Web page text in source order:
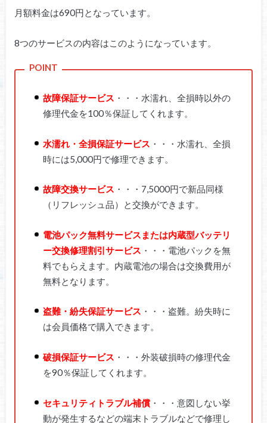
月額料金は690円となっています。
8つのサービスの内容はこのようになっています。
故障保証サービス ・・・水濡れ、全損時以外の
修理代金を100％保証してくれます。
水濡れ・全損保証サービス ・・・水濡れ、全損
時には5,000円で修理できます。
故障交換サービス ・・・7,5000円で新品同様
（リフレッシュ品）と交換ができます。
電池パック無料サービスまたは内蔵型バッテリ
ー交換修理割引サービス ・・・電池パックを無
料でもらえます。内蔵電池の場合は交換費用が
無料となります。
盗難・紛失保証サービス ・・・盗難。紛失時に
は会員価格で購入できます。
破損保証サービス ・・・外装破損時の修理代金
を90％保証してくれます。
セキュリティトラブル補償・・・意図しない挙
動が発生するなどの端末トラブルなどで修理し